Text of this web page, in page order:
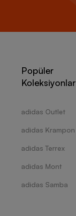
Popüler
Koleksiyonlar
adidas Outlet
adidas Krampon
adidas Terrex
adidas Mont
adidas Samba